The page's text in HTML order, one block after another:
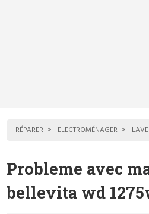
RÉPARER ELECTROMÉNAGER
Probleme avec
bellevita wd